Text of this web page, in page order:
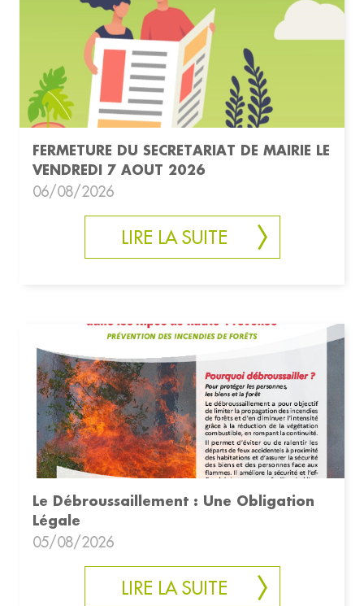
FERMETURE DU SECRETARIAT DE MAIRIE LE
VENDREDI 7 AOUT 2026
06/08/2026
LIRE LA SUITE
Le Débroussaillement : Une Obligation
Légale
05/08/2026
LIRE LA SUITE